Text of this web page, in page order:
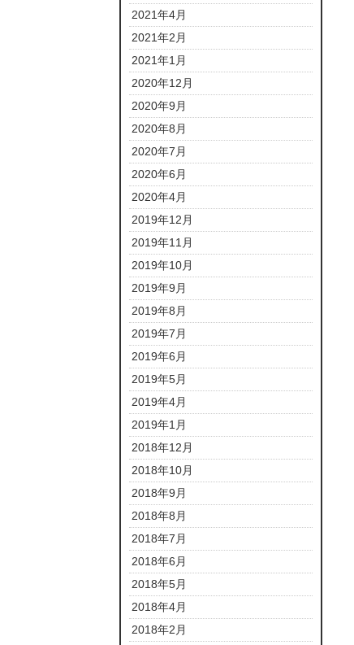
2021年4月
2021年2月
2021年1月
2020年12月
2020年9月
2020年8月
2020年7月
2020年6月
2020年4月
2019年12月
2019年11月
2019年10月
2019年9月
2019年8月
2019年7月
2019年6月
2019年5月
2019年4月
2019年1月
2018年12月
2018年10月
2018年9月
2018年8月
2018年7月
2018年6月
2018年5月
2018年4月
2018年2月